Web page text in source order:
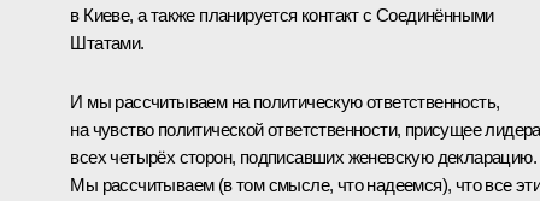
в Киеве, а также планируется контакт с Соединёнными
Штатами.
И мы рассчитываем на политическую ответственность,
на чувство политической ответственности, присущее
всех четырёх сторон, подписавших женевскую декларацию.
Мы рассчитываем (в том смысле, что надеемся), что все